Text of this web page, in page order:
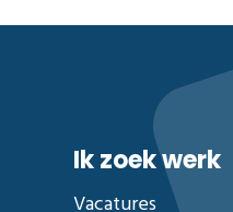
Ik zoek werk
Vacatures